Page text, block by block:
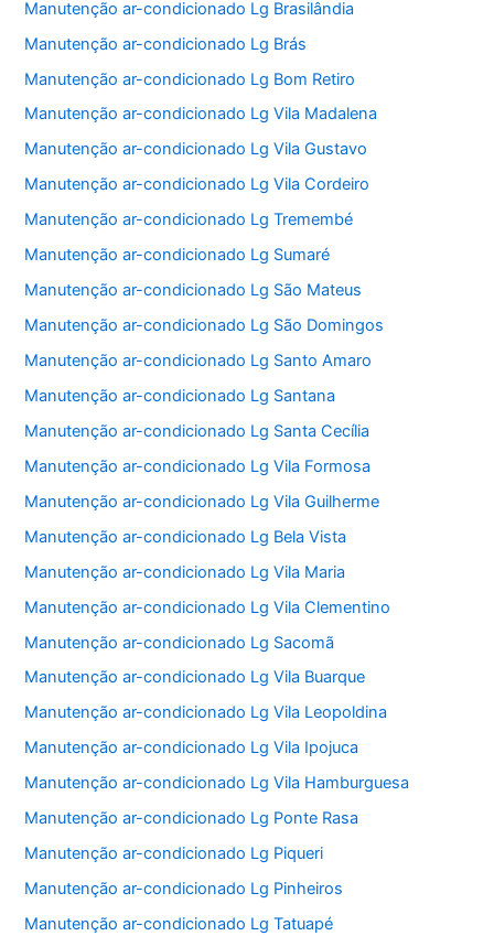
Manutenção ar-condicionado Lg Brasilândia
Manutenção ar-condicionado Lg Brás
Manutenção ar-condicionado Lg Bom Retiro
Manutenção ar-condicionado Lg Vila Madalena
Manutenção ar-condicionado Lg Vila Gustavo
Manutenção ar-condicionado Lg Vila Cordeiro
Manutenção ar-condicionado Lg Tremembé
Manutenção ar-condicionado Lg Sumaré
Manutenção ar-condicionado Lg São Mateus
Manutenção ar-condicionado Lg São Domingos
Manutenção ar-condicionado Lg Santo Amaro
Manutenção ar-condicionado Lg Santana
Manutenção ar-condicionado Lg Santa Cecília
Manutenção ar-condicionado Lg Vila Formosa
Manutenção ar-condicionado Lg Vila Guilherme
Manutenção ar-condicionado Lg Bela Vista
Manutenção ar-condicionado Lg Vila Maria
Manutenção ar-condicionado Lg Vila Clementino
Manutenção ar-condicionado Lg Sacomã
Manutenção ar-condicionado Lg Vila Buarque
Manutenção ar-condicionado Lg Vila Leopoldina
Manutenção ar-condicionado Lg Vila Ipojuca
Manutenção ar-condicionado Lg Vila Hamburguesa
Manutenção ar-condicionado Lg Ponte Rasa
Manutenção ar-condicionado Lg Piqueri
Manutenção ar-condicionado Lg Pinheiros
Manutenção ar-condicionado Lg Tatuapé